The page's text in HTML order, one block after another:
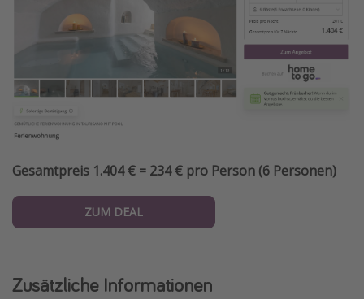
Gesamtpreis 1.404 € = 234 € pro Person (6 Personen)
ZUM DEAL
Zusätzliche Informationen